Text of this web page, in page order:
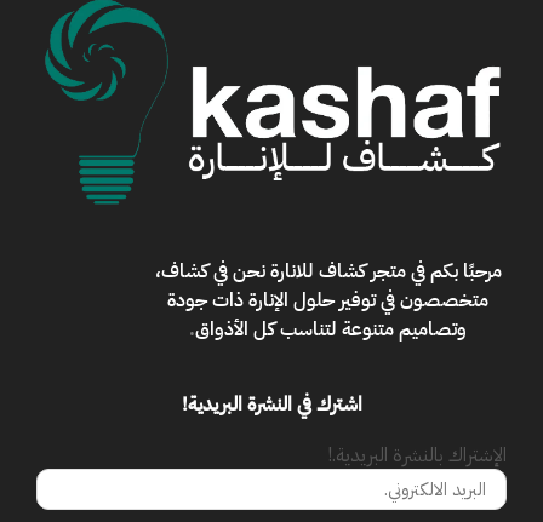
مرحبًا بكم فيمتجر كشاف للانارةنحن في كشاف،
متخصصون في توفير حلول الإنارة ذات جودة
وتصاميم متنوعة لتناسب كل الأذواق.
اشترك في النشرة البريدية!
الإشتراك بالنشرة البريدية.!